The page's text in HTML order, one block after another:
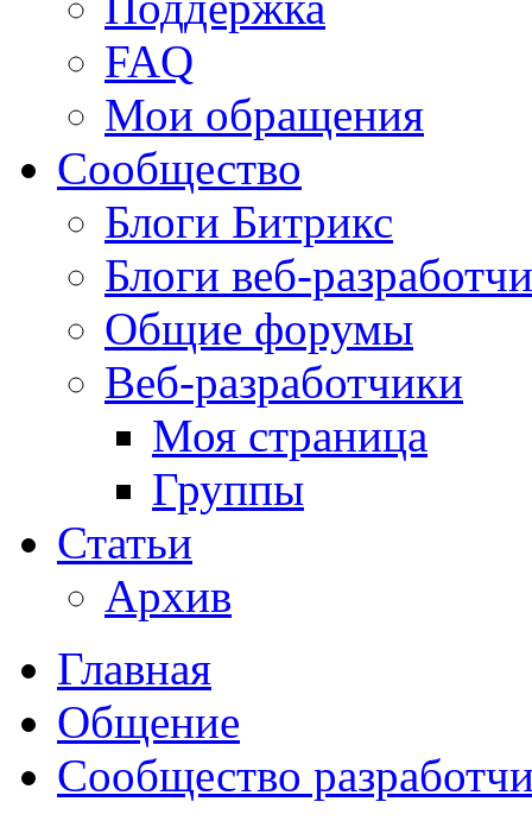
FAQ
Мои обращения
Сообщество
Блоги Битрикс
Блоги веб-
Общие форумы
Веб-разработчики
Моя страница
Группы
Статьи
Архив
Главная
Общение
Сообщество